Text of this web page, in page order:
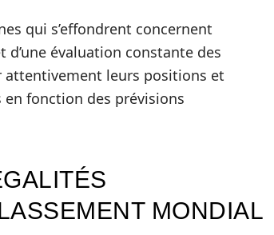
qui s’effondrent concernent
d’une évaluation constante des
attentivement leurs positions et
fonction des prévisions
MONDIAL